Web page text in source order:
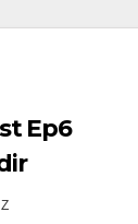
Ep6